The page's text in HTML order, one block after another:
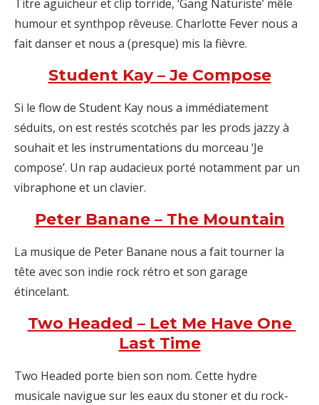
Titre aguicheur et clip torride, ‘Gang Naturiste’ mêle
humour et synthpop rêveuse. Charlotte Fever nous a
fait danser et nous a (presque) mis la fièvre.
Student Kay – Je Compose
Si le flow de Student Kay nous a immédiatement
séduits, on est restés scotchés par les prods jazzy à
souhait et les instrumentations du morceau ‘Je
compose’. Un rap audacieux porté notamment par un
vibraphone et un clavier.
Peter Banane – The Mountain
La musique de Peter Banane nous a fait tourner la
tête avec son indie rock rétro et son garage
étincelant.
Two Headed – Let Me Have One
Last Time
Two Headed porte bien son nom. Cette hydre
musicale navigue sur les eaux du stoner et du rock-